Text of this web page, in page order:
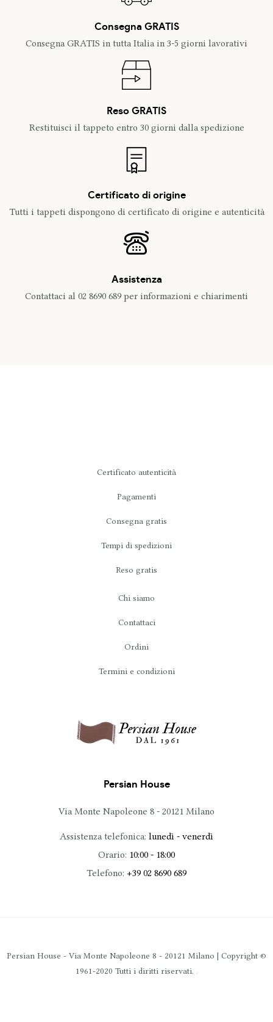
Consegna GRATIS
Consegna GRATIS in tutta Italia in 3-5 giorni lavorativi
Reso GRATIS
Restituisci il tappeto entro 30 giorni dalla spedizione
Certificato di origine
Tutti i tappeti dispongono di certificato di origine e autenticità
Assistenza
Contattaci al 02 8690 689 per informazioni e chiarimenti
Certificato autenticità
Pagamenti
Consegna gratis
Tempi di spedizioni
Reso gratis
Chi siamo
Contattaci
Ordini
Termini e condizioni
Persian House
Via Monte Napoleone 8 - 20121 Milano
Assistenza telefonica: lunedì - venerdì
Orario: 10:00 - 18:00
Telefono: +39 02 8690 689
Persian House - Via Monte Napoleone 8 - 20121 Milano | Copyright ©
1961-2020 Tutti i diritti riservati. .